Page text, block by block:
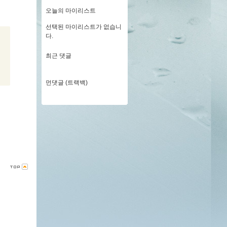
오늘의 마이리스트
선택된 마이리스트가 없습니
다.
최근 댓글
먼댓글 (트랙백)